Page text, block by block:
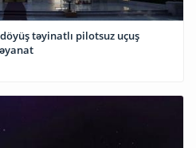
təyinatlı pilotsuz uçuş